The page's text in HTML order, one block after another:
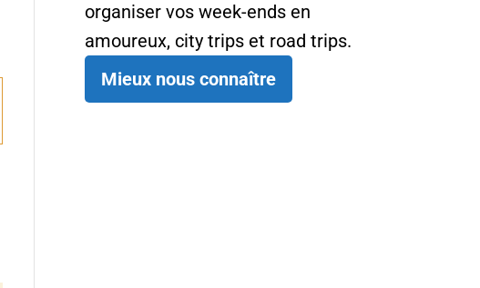
organiser vos week-ends en
amoureux, city trips et road trips.
Mieux nous connaître